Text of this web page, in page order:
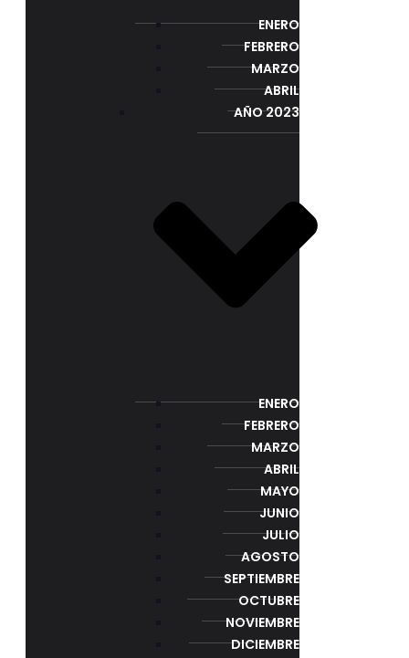
ENERO
FEBRERO
MARZO
ABRIL
AÑO 2023
ENERO
FEBRERO
MARZO
ABRIL
MAYO
JUNIO
JULIO
AGOSTO
SEPTIEMBRE
OCTUBRE
NOVIEMBRE
DICIEMBRE